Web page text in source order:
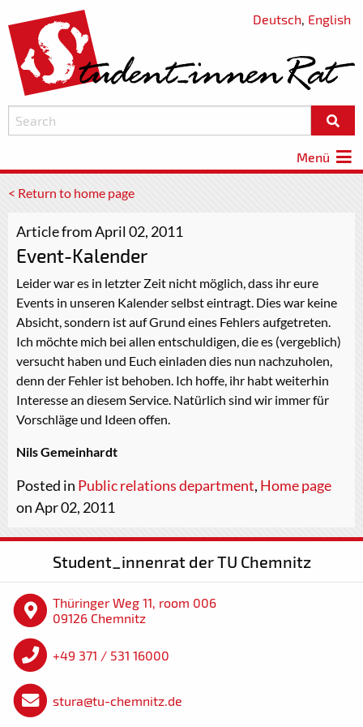
Deutsch, English
Menü
< Return to home page
Article from April 02, 2011
Event-Kalender
Leider war es in letzter Zeit nicht möglich, dass ihr eure
Events in unseren Kalender selbst eintragt. Dies war keine
Absicht, sondern ist auf Grund eines Fehlers aufgetreten.
Ich möchte mich bei allen entschuldigen, die es (vergeblich)
versucht haben und Euch einladen dies nun nachzuholen,
denn der Fehler ist behoben. Ich hoffe, ihr habt weiterhin
Interesse an diesem Service. Natürlich sind wir immer für
Vorschläge und Ideen offen.
Nils Gemeinhardt
Posted in Public relations department, Home page
on Apr 02, 2011
Student_innenrat der TU Chemnitz
Thüringer Weg 11, room 006
09126 Chemnitz
+49 371 / 531 16000
stura@tu-chemnitz.de